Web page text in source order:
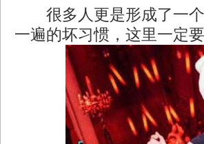
很多人更是形成了一个
一遍的坏习惯，这里一定